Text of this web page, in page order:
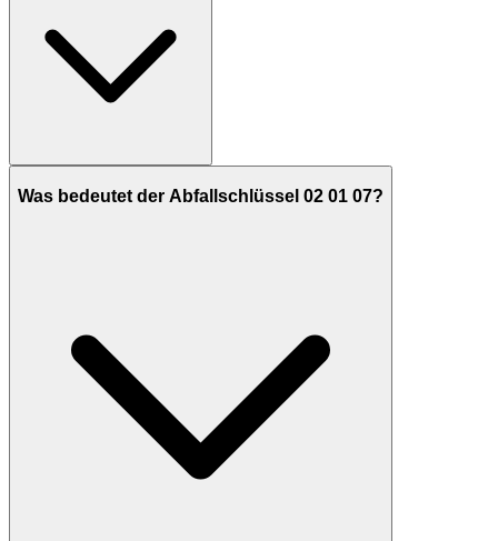
Was bedeutet der Abfallschlüssel 02 01 07?